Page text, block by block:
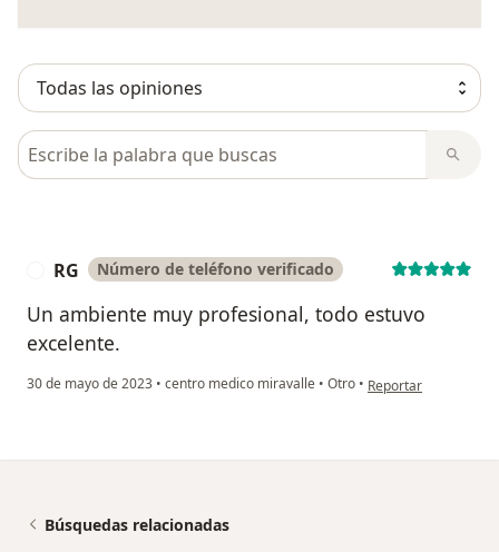
Busca en opiniones
RG Número de teléfono verificado
Un ambiente muy profesional, todo estuvo
excelente.
30 de mayo de 2023 • centro medico miravalle • Otro • en opinión del
Reportar
Búsquedas relacionadas